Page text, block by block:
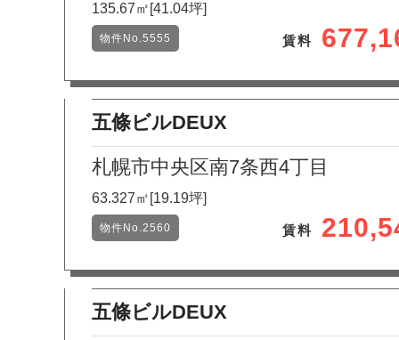
135.67㎡[41.04坪]
物件No.5555 賃料
五條ビルDEUX
札幌市中央区南7条西4丁目
63.327㎡[19.19坪]
物件No.2560 賃料
五條ビルDEUX